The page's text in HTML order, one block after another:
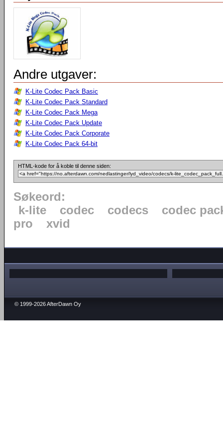
Andre utgaver:
K-Lite Codec Pack Basic
K-Lite Codec Pack Standard
K-Lite Codec Pack Mega
K-Lite Codec Pack Update
K-Lite Codec Pack Corporate
K-Lite Codec Pack 64-bit
HTML-kode for å koble til denne siden:
Søkeord:
k-lite
codec codecs
codec
pro
xvid
© 1999-2026 AfterDawn Oy